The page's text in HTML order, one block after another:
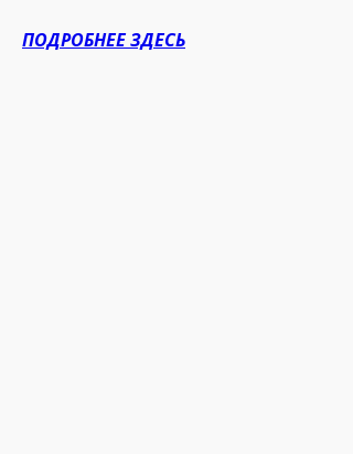
ПОДРОБНЕЕ ЗДЕСЬ